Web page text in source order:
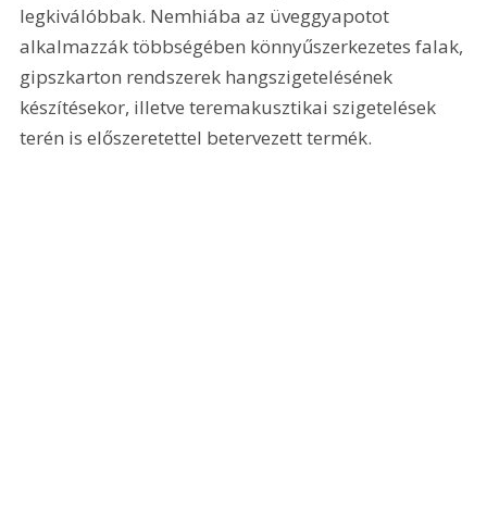
legkiválóbbak. Nemhiába az üveggyapotot
alkalmazzák többségében könnyűszerkezetes falak,
gipszkarton rendszerek hangszigetelésének
készítésekor, illetve teremakusztikai szigetelések
terén is előszeretettel betervezett termék.